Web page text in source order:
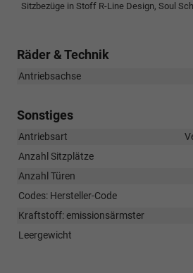
Sitzbezüge in Stoff R-Line Design, Soul
Räder & Technik
Antriebsachse
Sonstiges
Antriebsart
Anzahl Sitzplätze
Anzahl Türen
Codes: Hersteller-Code
Kraftstoff: emissionsärmster
Leergewicht